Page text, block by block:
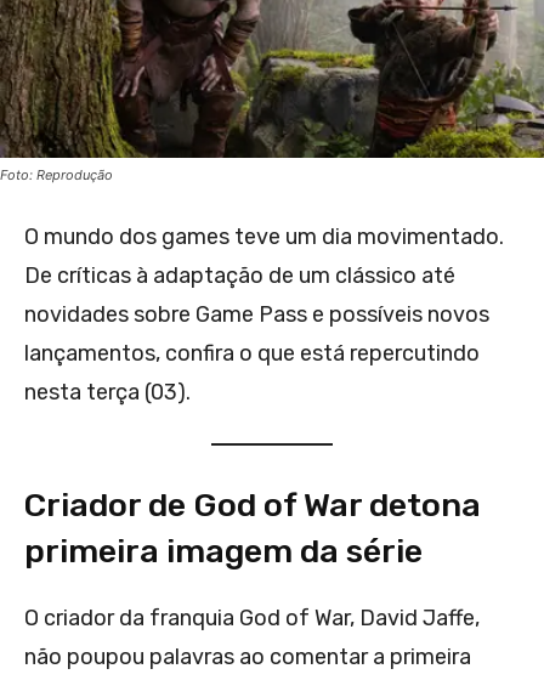
Foto: Reprodução
O mundo dos games teve um dia movimentado.
De críticas à adaptação de um clássico até
novidades sobre Game Pass e possíveis novos
lançamentos, confira o que está repercutindo
nesta terça (03).
Criador de God of War detona
primeira imagem da série
O criador da franquia God of War, David Jaffe,
não poupou palavras ao comentar a primeira